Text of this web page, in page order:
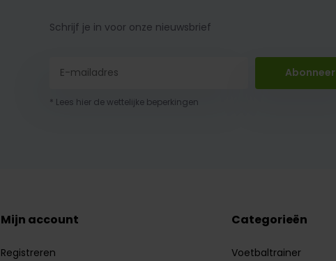
Schrijf je in voor onze nieuwsbrief
Abonneer
* Lees hier de wettelijke beperkingen
Mijn account
Registreren
Categorieën
Voetbaltrainer